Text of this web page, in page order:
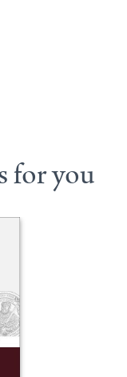
for you